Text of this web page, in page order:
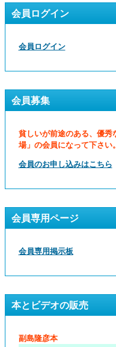
会員ログイン
会員ログイン
会員募集
貧しいが前途のある、優秀
場」の会員になって下さい。
会員のお申し込みはこちら
会員専用ページ
会員専用掲示板
本とビデオの販売
副島隆彦本